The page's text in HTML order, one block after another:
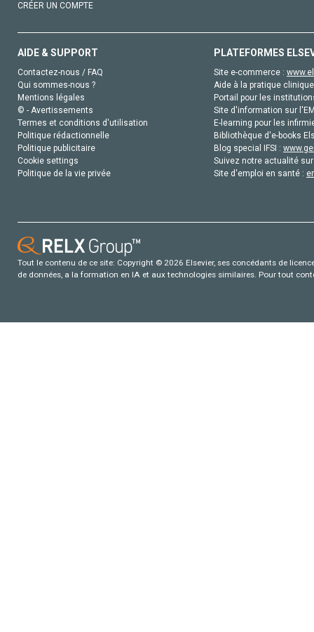
CRÉER UN COMPTE
AIDE & SUPPORT
Contactez-nous / FAQ
Qui sommes-nous ?
Mentions légales
© - Avertissements
Termes et conditions d'utilisation
Politique rédactionnelle
Politique publicitaire
Cookie settings
Politique de la vie privée
PLATEFORMES
Site e-commerce :
Aide à la pratique
Portail pour les
Site d'information sur
E-learning pour les
Bibliothèque d'e-books
Blog special IFSI :
Suivez notre actualité
Site d'emploi en santé :
Tout le contenu de ce site: Copyright © 2026 Elsevier, ses concédants de
de données, a la formation en IA et aux technologies similaires. Pour tout